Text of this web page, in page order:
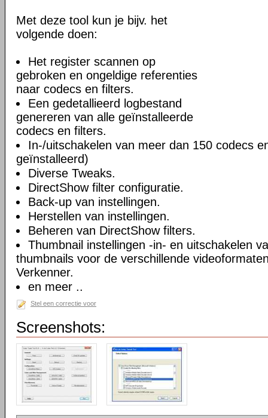
Met deze tool kun je bijv. het
volgende doen:
Het register scannen op
gebroken en ongeldige referenties
naar codecs en filters.
Een gedetallieerd logbestand
genereren van alle geïnstalleerde
codecs en filters.
In-/uitschakelen van meer dan 150 codecs
geïnstalleerd)
Diverse Tweaks.
DirectShow filter configuratie.
Back-up van instellingen.
Herstellen van instellingen.
Beheren van DirectShow filters.
Thumbnail instellingen -in- en uitschakelen
thumbnails voor de verschillende
Verkenner.
en meer ..
Stel een correctie voor
Screenshots: